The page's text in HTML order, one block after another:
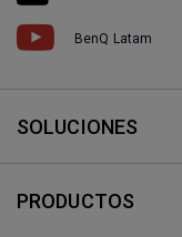
BenQ Latam
SOLUCIONES
PRODUCTOS